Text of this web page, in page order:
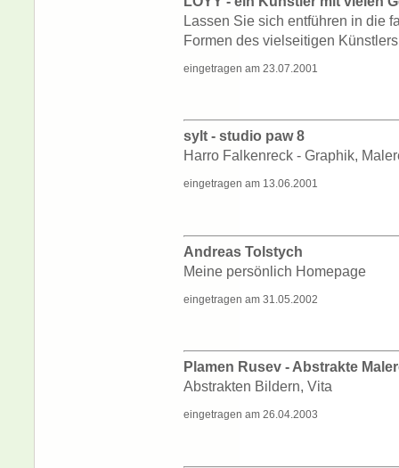
Lassen Sie sich entführen in die
Formen des vielseitigen
eingetragen am 23.07.2001
sylt - studio paw 8
Harro Falkenreck - Graphik,
eingetragen am 13.06.2001
Andreas Tolstych
Meine persönlich Homepage
eingetragen am 31.05.2002
Plamen Rusev - Abstrakte
Abstrakten Bildern, Vita
eingetragen am 26.04.2003